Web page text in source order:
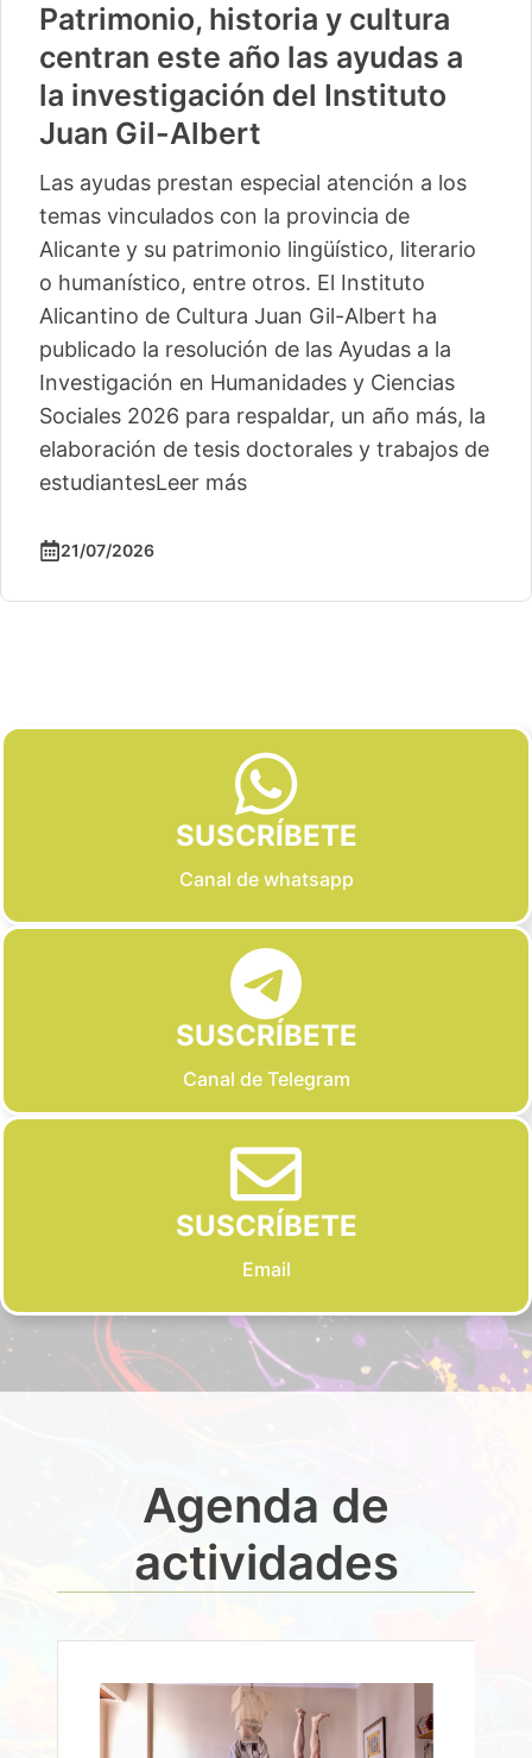
Patrimonio, historia y cultura
centran este año las ayudas a
la investigación del Instituto
Juan Gil-Albert
Las ayudas prestan especial atención a los
temas vinculados con la provincia de
Alicante y su patrimonio lingüístico, literario
o humanístico, entre otros. El Instituto
Alicantino de Cultura Juan Gil-Albert ha
publicado la resolución de las Ayudas a la
Investigación en Humanidades y Ciencias
Sociales 2026 para respaldar, un año más, la
elaboración de tesis doctorales y trabajos de
estudiantesLeer más
21/07/2026
SUSCRÍBETE
Canal de whatsapp
SUSCRÍBETE
Canal de Telegram
SUSCRÍBETE
Email
Agenda de
actividades